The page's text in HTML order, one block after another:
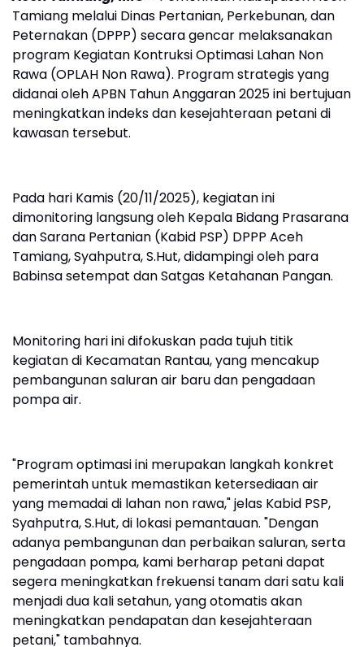
Tamiang melalui Dinas Pertanian, Perkebunan, dan
Peternakan (DPPP) secara gencar melaksanakan
program Kegiatan Kontruksi Optimasi Lahan Non
Rawa (OPLAH Non Rawa). Program strategis yang
didanai oleh APBN Tahun Anggaran 2025 ini bertujuan
meningkatkan indeks dan kesejahteraan petani di
kawasan tersebut.
Pada hari Kamis (20/11/2025), kegiatan ini
dimonitoring langsung oleh Kepala Bidang Prasarana
dan Sarana Pertanian (Kabid PSP) DPPP Aceh
Tamiang, Syahputra, S.Hut, didampingi oleh para
Babinsa setempat dan Satgas Ketahanan Pangan.
Monitoring hari ini difokuskan pada tujuh titik
kegiatan di Kecamatan Rantau, yang mencakup
pembangunan saluran air baru dan pengadaan
pompa air.
​"Program optimasi ini merupakan langkah konkret
pemerintah untuk memastikan ketersediaan air
yang memadai di lahan non rawa," jelas Kabid PSP,
Syahputra, S.Hut, di lokasi pemantauan. "Dengan
adanya pembangunan dan perbaikan saluran, serta
pengadaan pompa, kami berharap petani dapat
segera meningkatkan frekuensi tanam dari satu kali
menjadi dua kali setahun, yang otomatis akan
meningkatkan pendapatan dan kesejahteraan
petani," tambahnya.